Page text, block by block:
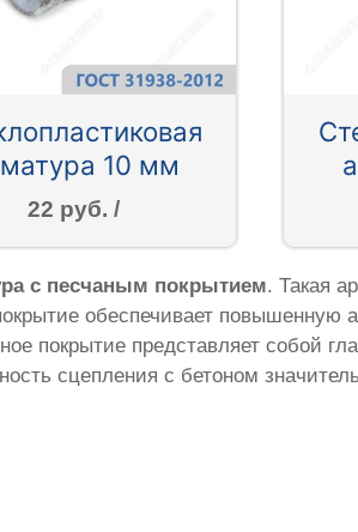
10 мм
22 руб. /
с песчаным покрытием. Такая
обеспечивает повышенную
покрытие представляет собой
сцепления с бетоном